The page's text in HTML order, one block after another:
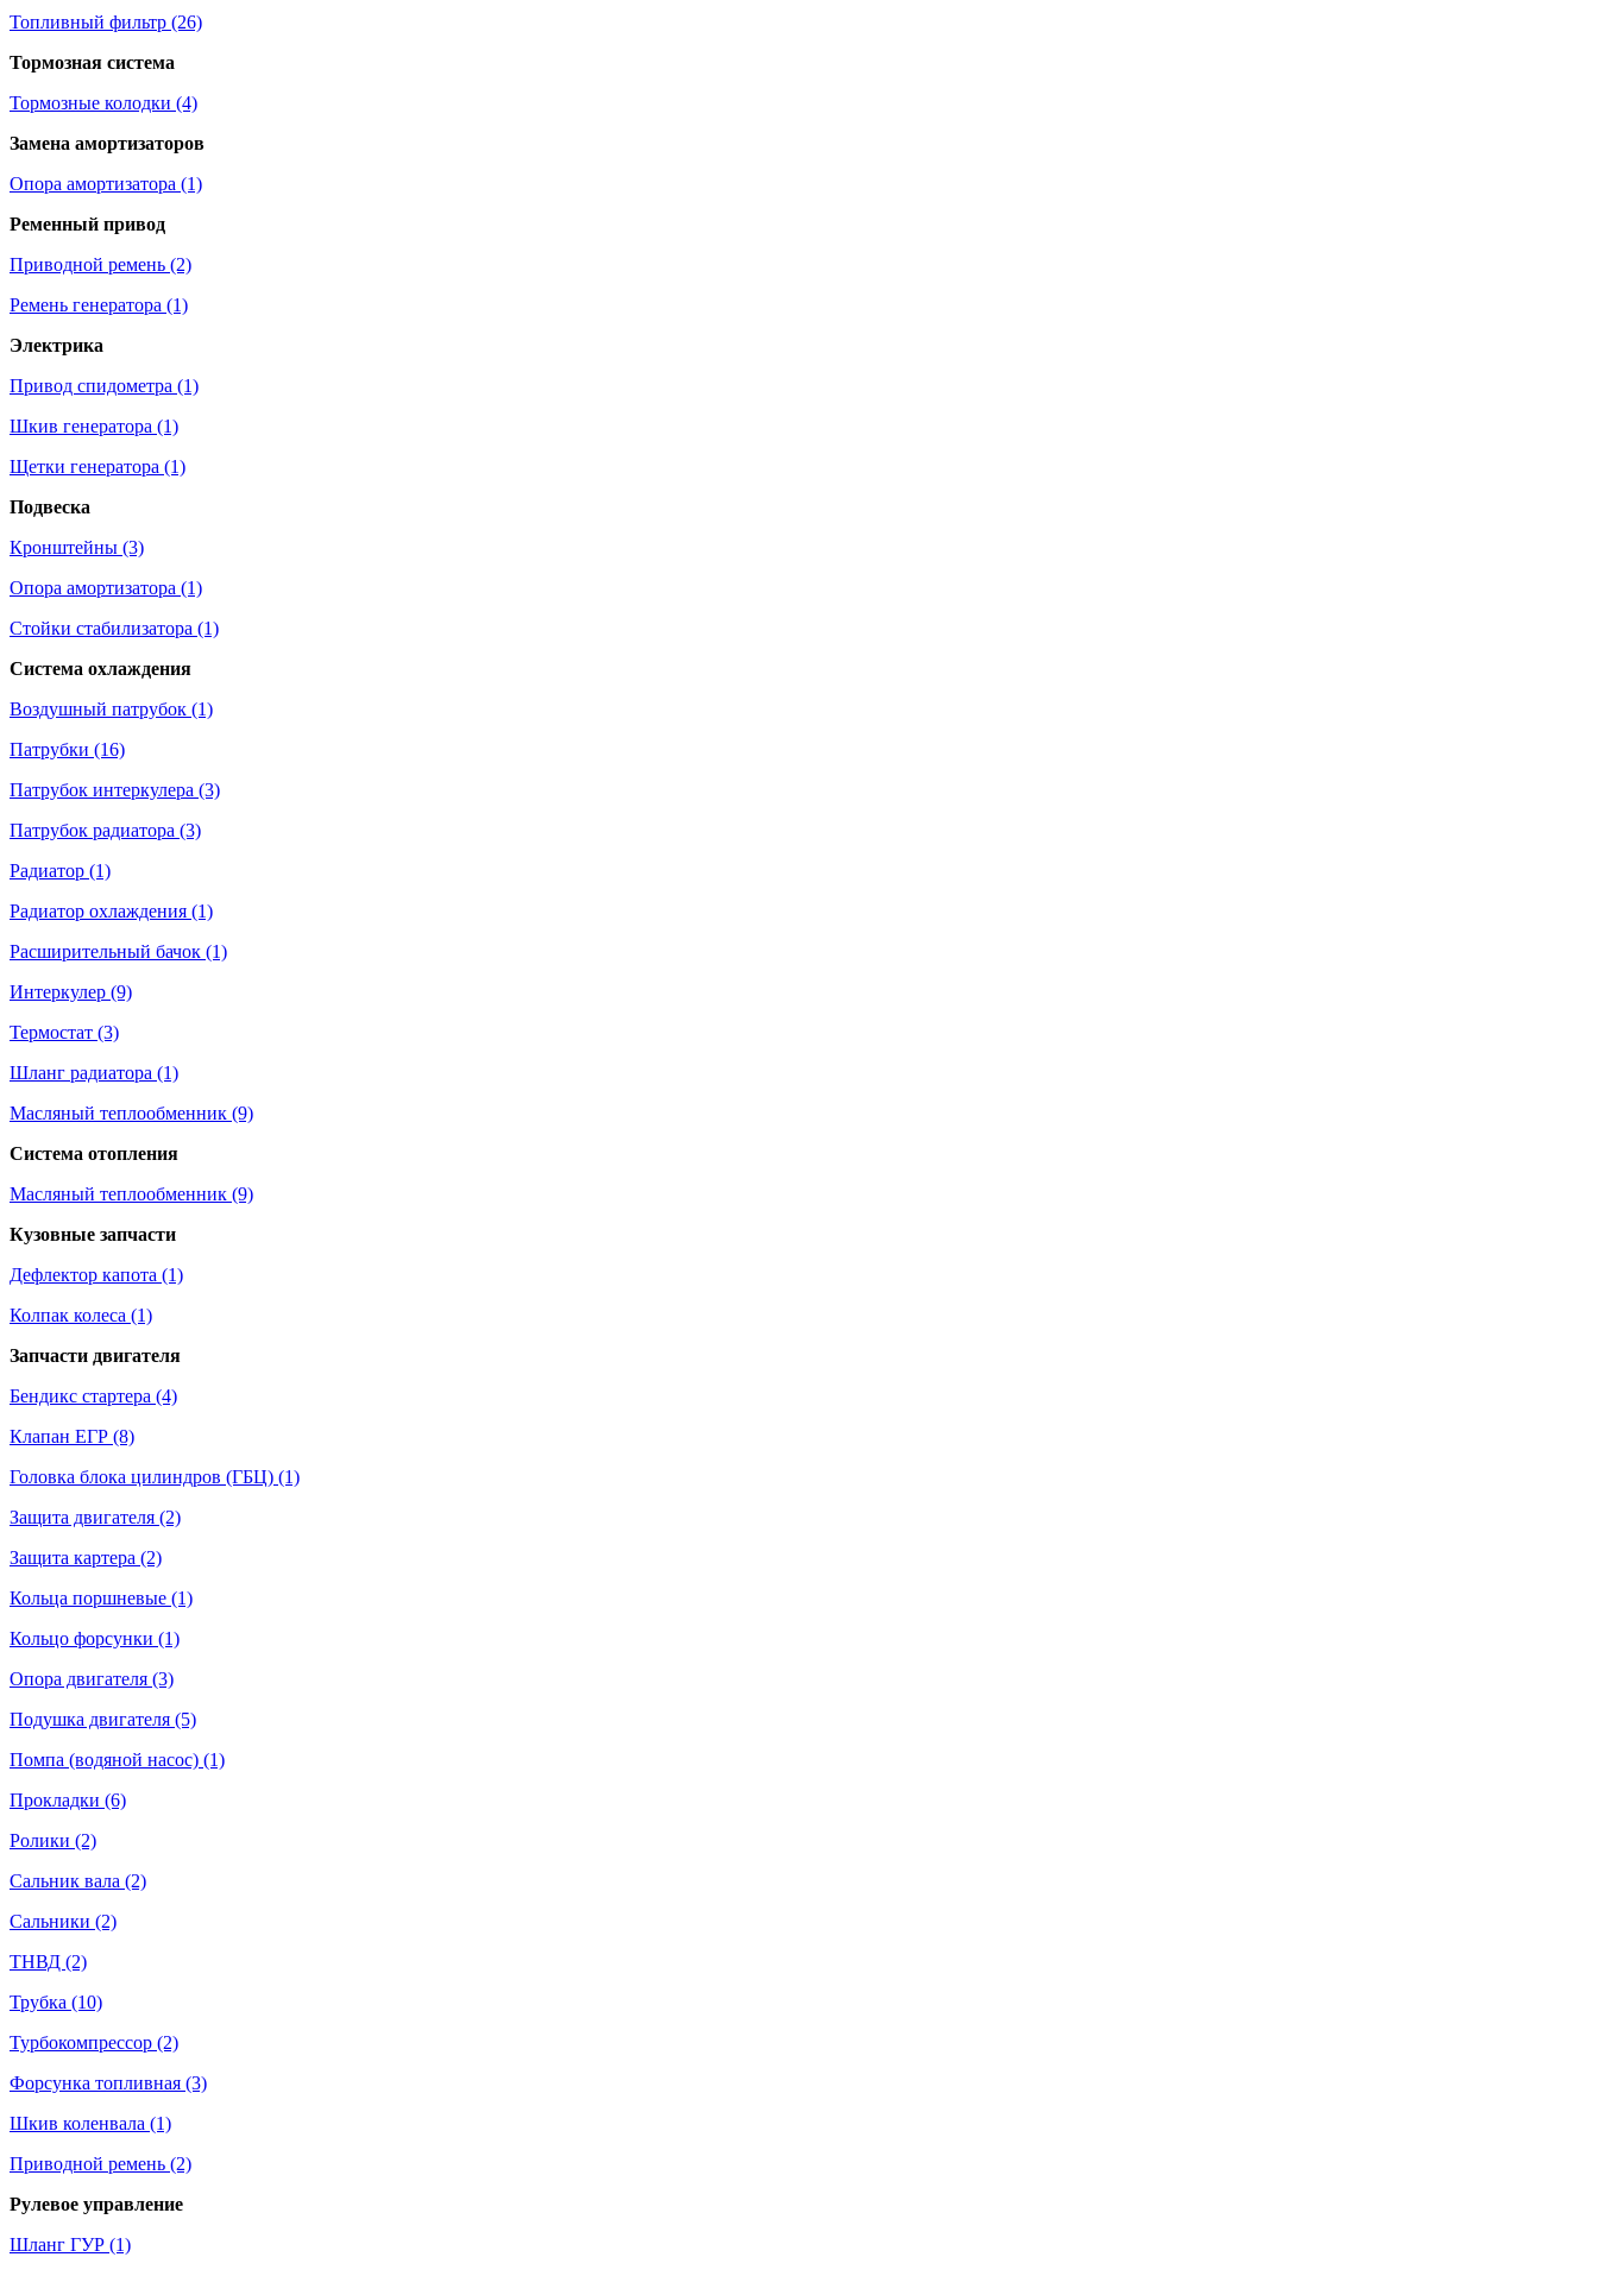
Топливный фильтр (26)
Тормозная система
Тормозные колодки (4)
Замена амортизаторов
Опора амортизатора (1)
Ременный привод
Приводной ремень (2)
Ремень генератора (1)
Электрика
Привод спидометра (1)
Шкив генератора (1)
Щетки генератора (1)
Подвеска
Кронштейны (3)
Опора амортизатора (1)
Стойки стабилизатора (1)
Система охлаждения
Воздушный патрубок (1)
Патрубки (16)
Патрубок интеркулера (3)
Патрубок радиатора (3)
Радиатор (1)
Радиатор охлаждения (1)
Расширительный бачок (1)
Интеркулер (9)
Термостат (3)
Шланг радиатора (1)
Масляный теплообменник (9)
Система отопления
Масляный теплообменник (9)
Кузовные запчасти
Дефлектор капота (1)
Колпак колеса (1)
Запчасти двигателя
Бендикс стартера (4)
Клапан ЕГР (8)
Головка блока цилиндров (ГБЦ) (1)
Защита двигателя (2)
Защита картера (2)
Кольца поршневые (1)
Кольцо форсунки (1)
Опора двигателя (3)
Подушка двигателя (5)
Помпа (водяной насос) (1)
Прокладки (6)
Ролики (2)
Сальник вала (2)
Сальники (2)
ТНВД (2)
Трубка (10)
Турбокомпрессор (2)
Форсунка топливная (3)
Шкив коленвала (1)
Приводной ремень (2)
Рулевое управление
Шланг ГУР (1)